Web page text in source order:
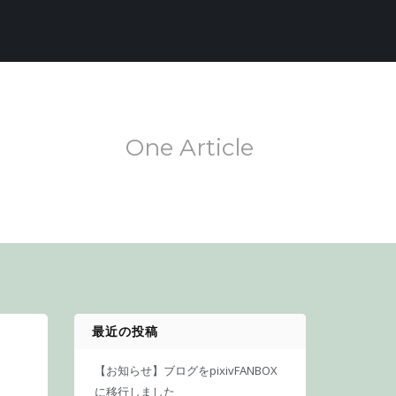
One Article
最近の投稿
【お知らせ】ブログをpixivFANBOX
に移行しました